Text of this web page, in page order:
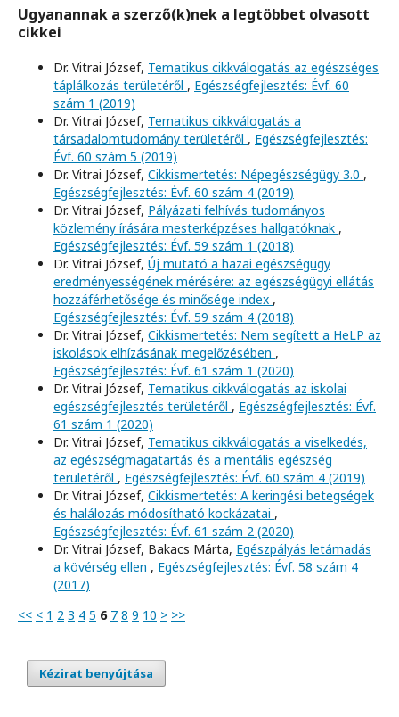
Ugyanannak a szerző(k)nek a legtöbbet olvasott
cikkei
Dr. Vitrai József, Tematikus cikkválogatás az egészséges
táplálkozás területéről , Egészségfejlesztés: Évf. 60
szám 1 (2019)
Dr. Vitrai József, Tematikus cikkválogatás a
társadalomtudomány területéről , Egészségfejlesztés:
Évf. 60 szám 5 (2019)
Dr. Vitrai József, Cikkismertetés: Népegészségügy 3.0 ,
Egészségfejlesztés: Évf. 60 szám 4 (2019)
Dr. Vitrai József, Pályázati felhívás tudományos
közlemény írására mesterképzéses hallgatóknak ,
Egészségfejlesztés: Évf. 59 szám 1 (2018)
Dr. Vitrai József, Új mutató a hazai egészségügy
eredményességének mérésére: az egészségügyi ellátás
hozzáférhetősége és minősége index ,
Egészségfejlesztés: Évf. 59 szám 4 (2018)
Dr. Vitrai József, Cikkismertetés: Nem segített a HeLP az
iskolások elhízásának megelőzésében ,
Egészségfejlesztés: Évf. 61 szám 1 (2020)
Dr. Vitrai József, Tematikus cikkválogatás az iskolai
egészségfejlesztés területéről , Egészségfejlesztés: Évf.
61 szám 1 (2020)
Dr. Vitrai József, Tematikus cikkválogatás a viselkedés,
az egészségmagatartás és a mentális egészség
területéről , Egészségfejlesztés: Évf. 60 szám 4 (2019)
Dr. Vitrai József, Cikkismertetés: A keringési betegségek
és halálozás módosítható kockázatai ,
Egészségfejlesztés: Évf. 61 szám 2 (2020)
Dr. Vitrai József, Bakacs Márta, Egészpályás letámadás
a kövérség ellen , Egészségfejlesztés: Évf. 58 szám 4
(2017)
<< < 1 2 3 4 5 6 7 8 9 10 > >>
Kézirat benyújtása